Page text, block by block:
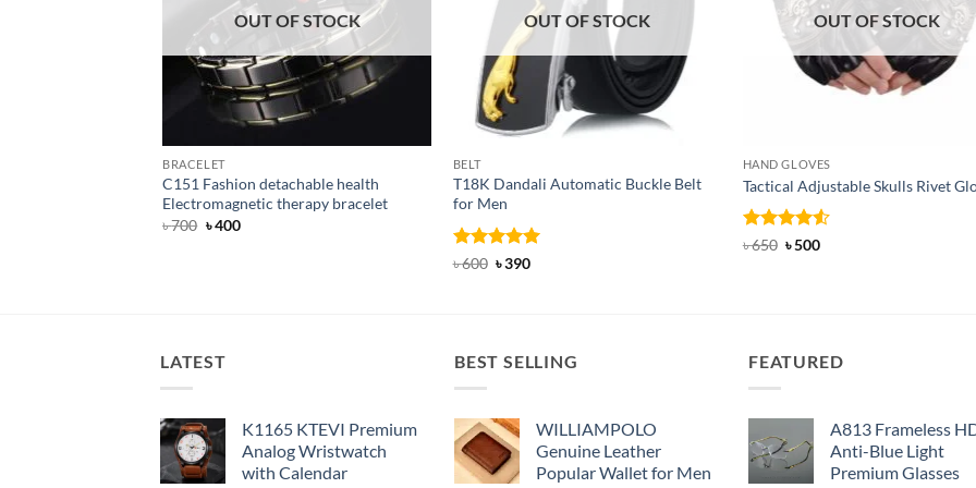
OUT OF STOCK
BRACELET
C151 Fashion detachable health
Electromagnetic therapy bracelet
৳700 Original
৳400Current
OUT OF STOCK
BELT
T18K Dandali Automatic Buckle Belt
for Men
Rated5
৳600 Original
৳390Current
OUT OF STOCK
HAND GLOVES
Tactical Adjustable Skulls Rivet
Rated4.5
৳650 Original
৳500Current
LATEST
K1165 KTEVI Premium
Analog Wristwatch
with Calendar
BEST SELLING
WILLIAMPOLO
Genuine Leather
Popular Wallet for Men
FEATURED
A813 Frameless
Anti-Blue Light
Premium Glasses